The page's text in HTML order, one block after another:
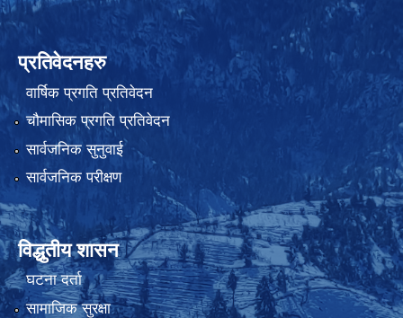
प्रतिवेदनहरु
वार्षिक प्रगति प्रतिवेदन
चौमासिक प्रगति प्रतिवेदन
सार्वजनिक सुनुवाई
सार्वजनिक परीक्षण
विद्धुतीय शासन
घटना दर्ता
सामाजिक सुरक्षा